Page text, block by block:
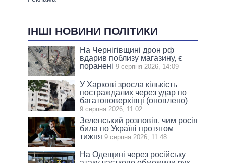
ІНШІ НОВИНИ ПОЛІТИКИ
На Чернігівщині дрон рф
вдарив поблизу магазину, є
поранені 9 серпня 2026, 14:09
У Харкові зросла кількість
постраждалих через удар по
багатоповерхівці (оновлено)
9 серпня 2026, 11:02
Зеленський розповів, чим росія
била по Україні протягом
тижня 9 серпня 2026, 11:48
На Одещині через російську